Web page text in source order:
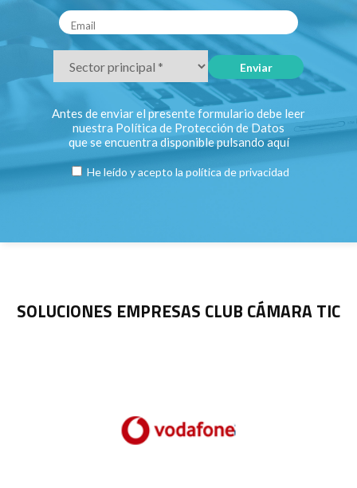
Antes de enviar el presente formulario debe leer
nuestra Política de Protección de Datos
que se encuentra disponible pulsandoaquí
He leído y acepto la política de privacidad
SOLUCIONES EMPRESAS CLUB CÁMARA TIC